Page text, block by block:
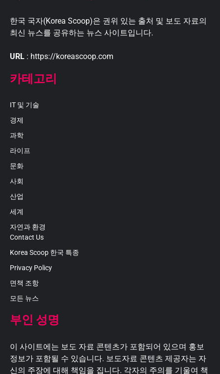
한국 국자(Korea Scoop)은 권위 있는 출처 및 보도 자료의
최신 뉴스를 공유하는 뉴스 사이트입니다.
URL : https://koreascoop.com
카테고리
IT 및 기술
경제
과학
라이프
문화
사회
산업
세계
자연과 환경
Contact Us
Korea Scoop 한국 특종
Privacy Policy
면책 조항
모든 뉴스
부인 성명
이 사이트에는 보도 자료 콘텐츠가 포함되어 있으며 홍보
정보가 포함될 수 있습니다. 보도자료 콘텐츠 제공자는 자
신의 주장에 대해 책임을 집니다. 각자의 주의를 기울여 책